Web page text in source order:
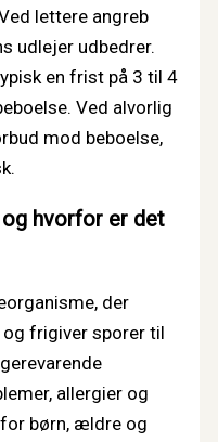
lettere angreb
udlejer udbedrer.
en frist på 3 til 4
Ved alvorlig
mod beboelse,
hvorfor er det
der
frigiver sporer til
allergier og
børn, ældre og